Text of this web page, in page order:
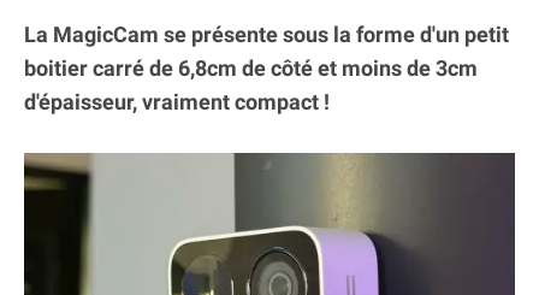
La MagicCam se présente sous la forme d'un petit
boitier carré de 6,8cm de côté et moins de 3cm
d'épaisseur, vraiment compact !